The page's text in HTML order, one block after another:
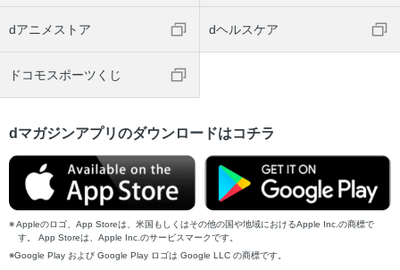
dアニメストア dヘルスケア
ドコモスポーツくじ
dマガジンアプリのダウンロードはコチラ
Appleのロゴ、App Storeは、米国もしくはその他の国や地域におけるApple Inc.の商標で
す。 App Storeは、Apple Inc.のサービスマークです。
Google Play および Google Play ロゴは Google LLC の商標です。